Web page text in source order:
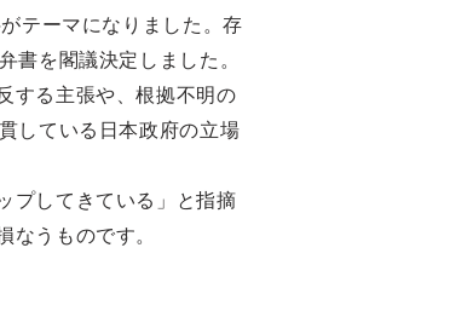
テーマになりました。存
書を閣議決定しました。
する主張や、根拠不明の
している日本政府の立場
プしてきている」と指摘
なうものです。